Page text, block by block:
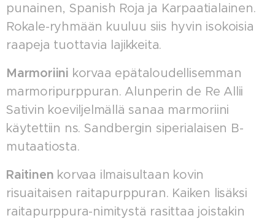
punainen, Spanish Roja ja Karpaatialainen.
Rokale-ryhmään kuuluu siis hyvin isokoisia
raapeja tuottavia lajikkeita.
Marmoriini korvaa epätaloudellisemman
marmoripurppuran. Alunperin de Re Allii
Sativin koeviljelmällä sanaa marmoriini
käytettiin ns. Sandbergin siperialaisen B-
mutaatiosta.
Raitinen korvaa ilmaisultaan kovin
risuaitaisen raitapurppuran. Kaiken lisäksi
raitapurppura-nimitystä rasittaa joistakin